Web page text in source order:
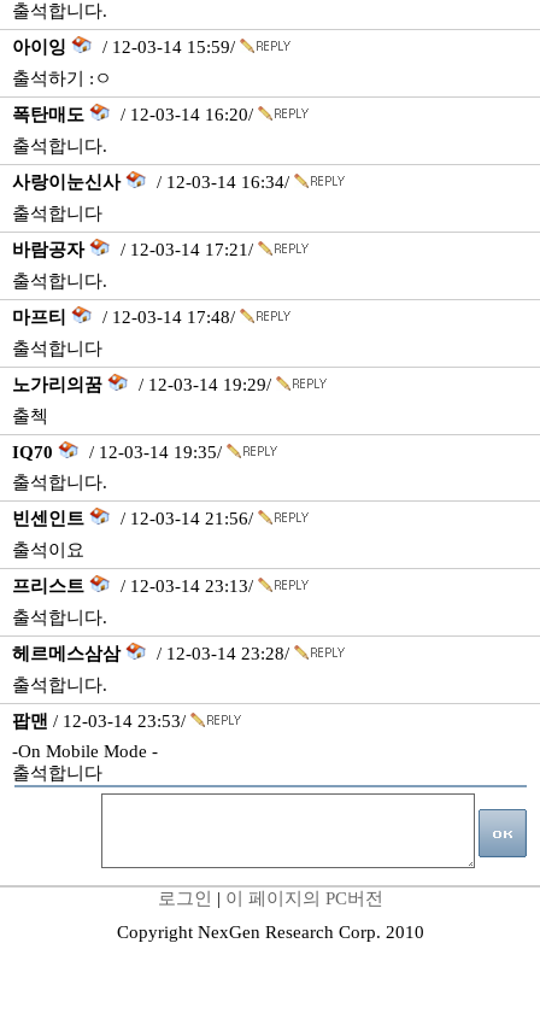
출석합니다.
아이잉
/ 12-03-14 15:59/
출석하기 :ㅇ
폭탄매도
/ 12-03-14 16:20/
출석합니다.
사랑이눈신사
/ 12-03-14 16:34/
출석합니다
바람공자
/ 12-03-14 17:21/
출석합니다.
마프티
/ 12-03-14 17:48/
출석합니다
노가리의꿈
/ 12-03-14 19:29/
출첵
IQ70
/ 12-03-14 19:35/
출석합니다.
빈센인트
/ 12-03-14 21:56/
출석이요
프리스트
/ 12-03-14 23:13/
출석합니다.
헤르메스삼삼
/ 12-03-14 23:28/
출석합니다.
팝맨 / 12-03-14 23:53/
-On Mobile Mode -
출석합니다
로그인 | 이 페이지의 PC버전
Copyright NexGen Research Corp. 2010